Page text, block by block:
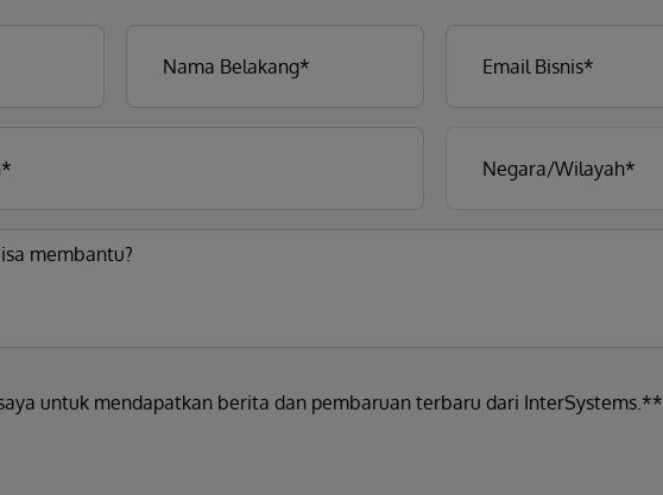
untuk mendapatkan berita dan pembaruan terbaru dari InterSystems.**